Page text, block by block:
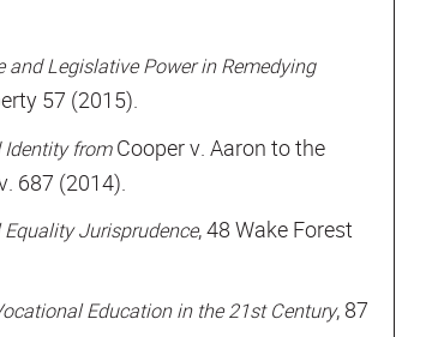
Legislative Power in Remedying
57 (2015).
Identity fromCooper v. Aaron to the
687 (2014).
Jurisprudence, 48 Wake Forest
Education in the 21st Century, 87